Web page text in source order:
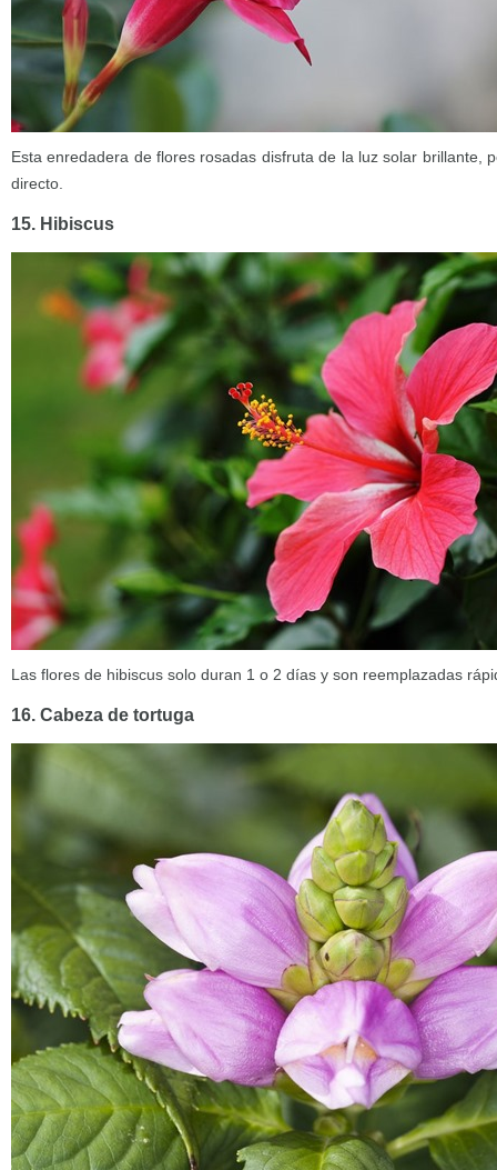
Esta enredadera de flores rosadas disfruta de la luz solar brillante,
directo.
15. Hibiscus
Las flores de hibiscus solo duran 1 o 2 días y son reemplazadas
16. Cabeza de tortuga